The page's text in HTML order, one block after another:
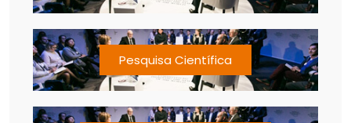
Pesquisa Científica